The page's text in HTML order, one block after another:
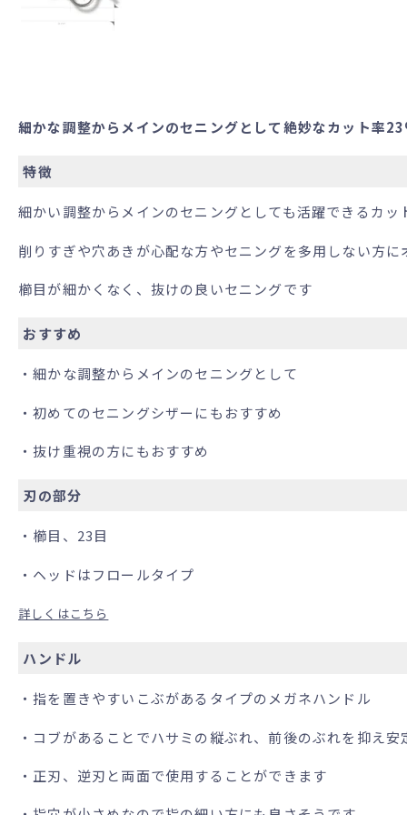
細かな調整からメインのセニングとして絶妙なカット率
特徴
細かい調整からメインのセニングとしても活躍できるカッ
削りすぎや穴あきが心配な方やセニングを多用しない方に
櫛目が細かくなく、抜けの良いセニングです
おすすめ
・細かな調整からメインのセニングとして
・初めてのセニングシザーにもおすすめ
・抜け重視の方にもおすすめ
刃の部分
・櫛目、23目
・ヘッドはフロールタイプ
詳しくはこちら
ハンドル
・指を置きやすいこぶがあるタイプのメガネハンドル
・コブがあることでハサミの縦ぶれ、前後のぶれを抑え
・正刃、逆刃と両面で使用することができます